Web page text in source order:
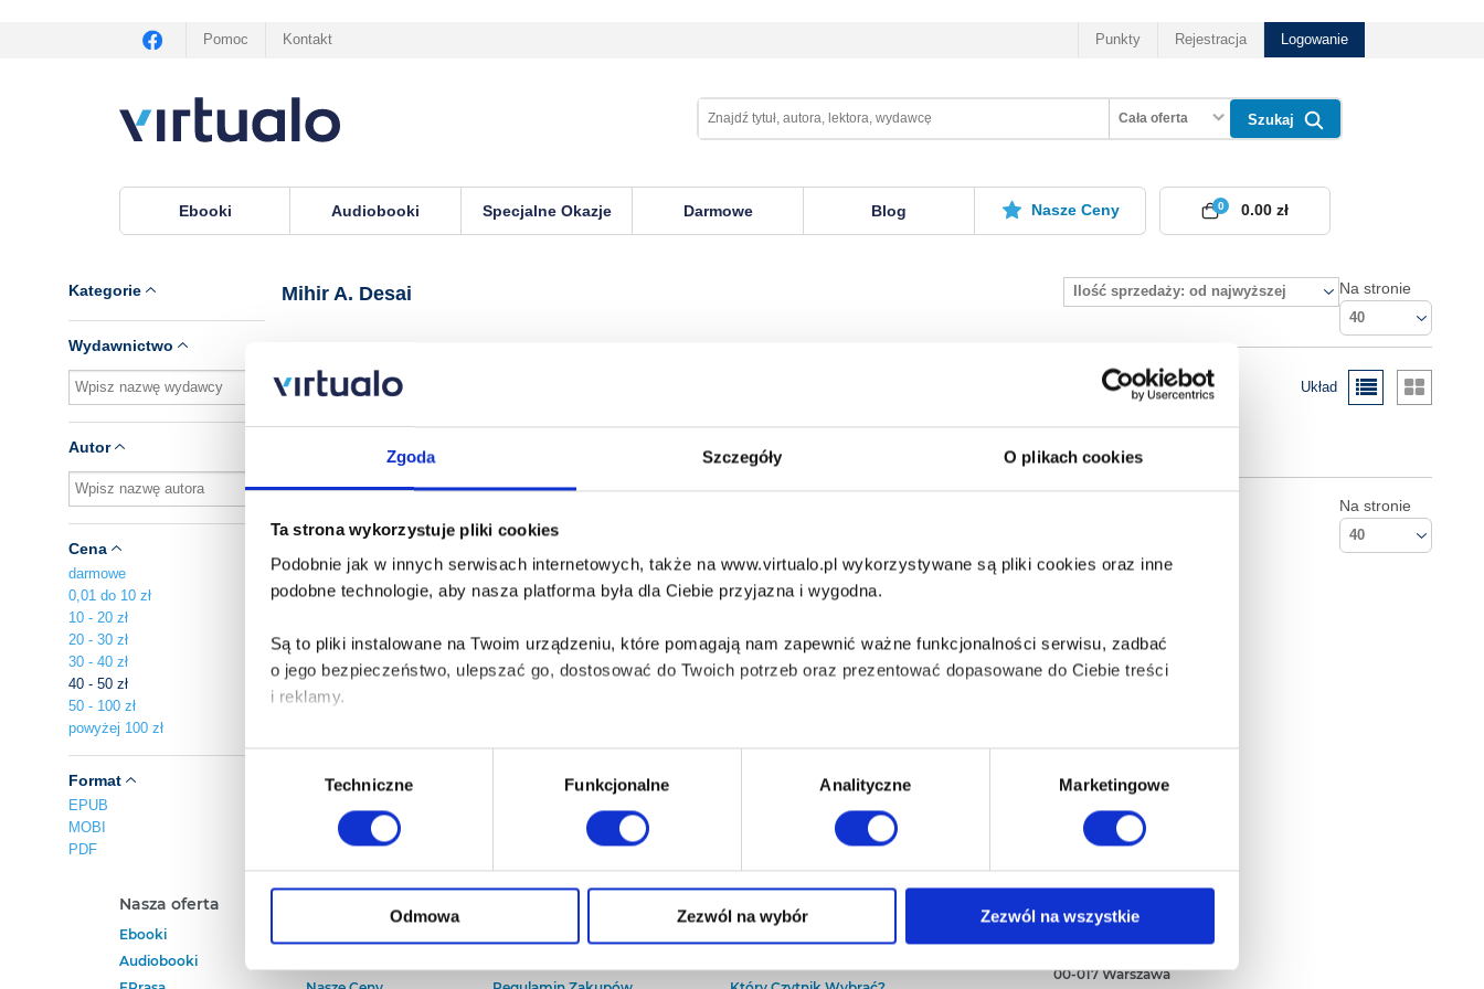
Zgoda Szczegóły O plikach cookies
Ta strona wykorzystuje pliki cookies
Podobnie jak w innych serwisach internetowych, także na www.virtualo.pl wykorzystywane są pliki cookies oraz inne
podobne technologie, aby nasza platforma była dla Ciebie przyjazna i wygodna.
Są to pliki instalowane na Twoim urządzeniu, które pomagają nam zapewnić ważne funkcjonalności serwisu, zadbać
o jego bezpieczeństwo, ulepszać go, dostosować do Twoich potrzeb oraz prezentować dopasowane do Ciebie treści
i reklamy.
Poza plikami, które są nam niezbędne do prawidłowego i bezpiecznego działania serwisu - są także takie, które wymagają
Twojej zgody.
Każda udzielona zgoda poprawi Twoje doświadczenia jeśli jesteś naszym Użytkownikiem.
Wybór
Techniczne Funkcjonalne Analityczne Marketingowe
Odmowa Zezwól na wybór Zezwól na wszystkie
Pomoc Kontakt Punkty Rejestracja Logowanie
Cała oferta Szukaj
Ebooki Audiobooki Specjalne Okazje Darmowe Blog Nasze Ceny 0
0.00 zł
Kategorie
Wydawnictwo
Autor
Cena
darmowe
0,01 do 10 zł
10 - 20 zł
20 - 30 zł
30 - 40 zł
40 - 50 zł
50 - 100 zł
powyżej 100 zł
Format
EPUB
MOBI
PDF
Mihir A. Desai Ilość sprzedaży: od najwyższej Na stronie
40
Układ
Na stronie
40
Nasza oferta
Ebooki
Audiobooki
Baza wiedzy
Empik S.A
00-017 Warszawa